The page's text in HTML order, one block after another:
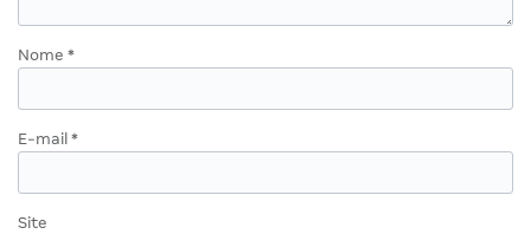
Nome *
E-mail *
Site